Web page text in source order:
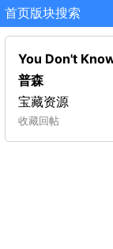
首页版块搜索
You Don't
普森
宝藏资源
收藏回帖